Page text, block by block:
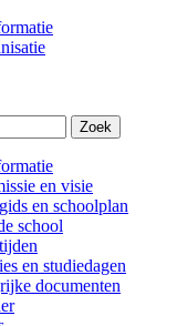
Zoek
en visie
en schoolplan
school
en studiedagen
documenten